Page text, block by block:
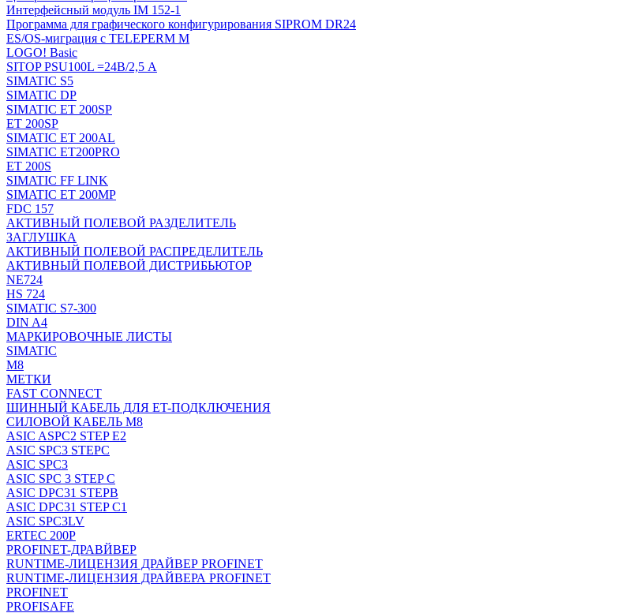
Интерфейсный модуль IM 152-1
Программа для графического конфигурирования SIPROM DR24
ES/OS-миграция с TELEPERM M
LOGO! Basic
SITOP PSU100L =24В/2,5 A
SIMATIC S5
SIMATIC DP
SIMATIC ET 200SP
ET 200SP
SIMATIC ET 200AL
SIMATIC ET200PRO
ET 200S
SIMATIC FF LINK
SIMATIC ET 200MP
FDC 157
АКТИВНЫЙ ПОЛЕВОЙ РАЗДЕЛИТЕЛЬ
ЗАГЛУШКА
АКТИВНЫЙ ПОЛЕВОЙ РАСПРЕДЕЛИТЕЛЬ
АКТИВНЫЙ ПОЛЕВОЙ ДИСТРИБЬЮТОР
NE724
HS 724
SIMATIC S7-300
DIN A4
МАРКИРОВОЧНЫЕ ЛИСТЫ
SIMATIC
M8
МЕТКИ
FAST CONNECT
ШИННЫЙ КАБЕЛЬ ДЛЯ ET-ПОДКЛЮЧЕНИЯ
СИЛОВОЙ КАБЕЛЬ M8
ASIC ASPC2 STEP E2
ASIC SPC3 STEPC
ASIC SPC3
ASIC SPC 3 STEP C
ASIC DPC31 STEPB
ASIC DPC31 STEP C1
ASIC SPC3LV
ERTEC 200P
PROFINET-ДРАВЙВЕР
RUNTIME-ЛИЦЕНЗИЯ ДРАЙВЕР PROFINET
RUNTIME-ЛИЦЕНЗИЯ ДРАЙВЕРА PROFINET
PROFINET
PROFISAFE